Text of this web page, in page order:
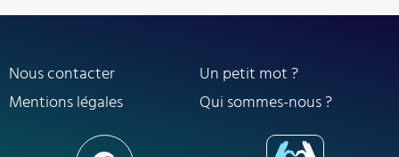
Nous contacter
Un petit mot ?
Mentions légales
Qui sommes-nous ?